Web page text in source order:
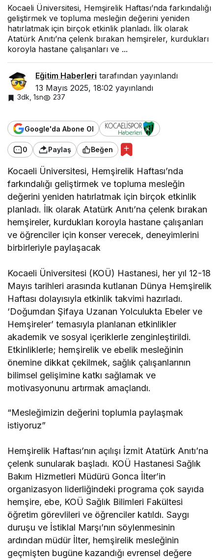
Kocaeli Üniversitesi, Hemşirelik Haftası’nda farkındalığı
geliştirmek ve topluma mesleğin değerini yeniden
hatırlatmak için birçok etkinlik planladı. İlk olarak
Atatürk Anıtı’na çelenk bırakan hemşireler, kurdukları
koroyla hastane çalışanları ve ...
Eğitim Haberleri tarafından yayınlandı
13 Mayıs 2025, 18:02 yayınlandı
3dk, 1sn 237
Google'da Abone Ol
0 Paylaş Beğen
Kocaeli Üniversitesi, Hemşirelik Haftası’nda
farkındalığı geliştirmek ve topluma mesleğin
değerini yeniden hatırlatmak için birçok etkinlik
planladı. İlk olarak Atatürk Anıtı’na çelenk bırakan
hemşireler, kurdukları koroyla hastane çalışanları
ve öğrenciler için konser verecek, deneyimlerini
birbirleriyle paylaşacak
Kocaeli Üniversitesi (KOÜ) Hastanesi, her yıl 12-18
Mayıs tarihleri arasında kutlanan Dünya Hemşirelik
Haftası dolayısıyla etkinlik takvimi hazırladı.
‘Doğumdan Şifaya Uzanan Yolculukta Ebeler ve
Hemşireler’ temasıyla planlanan etkinlikler
akademik ve sosyal içeriklerle zenginleştirildi.
Etkinliklerle; hemşirelik ve ebelik mesleğinin
önemine dikkat çekilmek, sağlık çalışanlarının
bilimsel gelişimine katkı sağlamak ve
motivasyonunu artırmak amaçlandı.
“Mesleğimizin değerini toplumla paylaşmak
istiyoruz”
Hemşirelik Haftası’nın açılışı İzmit Atatürk Anıtı’na
çelenk sunularak başladı. KOÜ Hastanesi Sağlık
Bakım Hizmetleri Müdürü Gonca İlter’in
organizasyon liderliğindeki programa çok sayıda
hemşire, ebe, KOÜ Sağlık Bilimleri Fakültesi
öğretim görevlileri ve öğrenciler katıldı. Saygı
duruşu ve İstiklal Marşı’nın söylenmesinin
ardından müdür İlter, hemşirelik mesleğinin
geçmişten bugüne kazandığı evrensel değere